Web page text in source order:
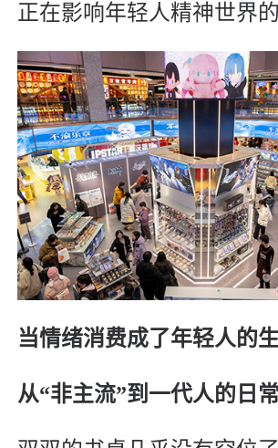
正在影响年轻人精神世界
当情绪消费成了年轻人的
从“非主流”到一代人的日常